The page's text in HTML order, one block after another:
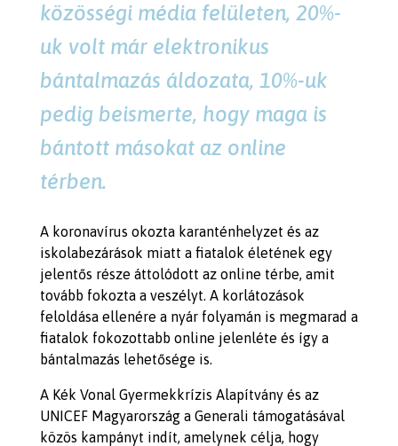
közösségi média felületen, 20%-
uk volt már elektronikus
bántalmazás áldozata, 10%-uk
pedig beismerte, hogy maga is
bántott másokat az online
térben.
A koronavírus okozta karanténhelyzet és az
iskolabezárások miatt a fiatalok életének egy
jelentős része áttolódott az online térbe, amit
tovább fokozta a veszélyt. A korlátozások
feloldása ellenére a nyár folyamán is megmarad a
fiatalok fokozottabb online jelenléte és így a
bántalmazás lehetősége is.
A Kék Vonal Gyermekkrízis Alapítvány és az
UNICEF Magyarország a Generali támogatásával
közös kampányt indít, amelynek célja, hogy